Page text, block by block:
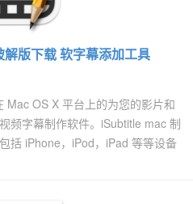
版下载 软字幕添加工具
OS X 平台上的为您的影片和
频字幕制作软件。iSubtitle mac 制
括 iPhone，iPod，iPad 等等设备